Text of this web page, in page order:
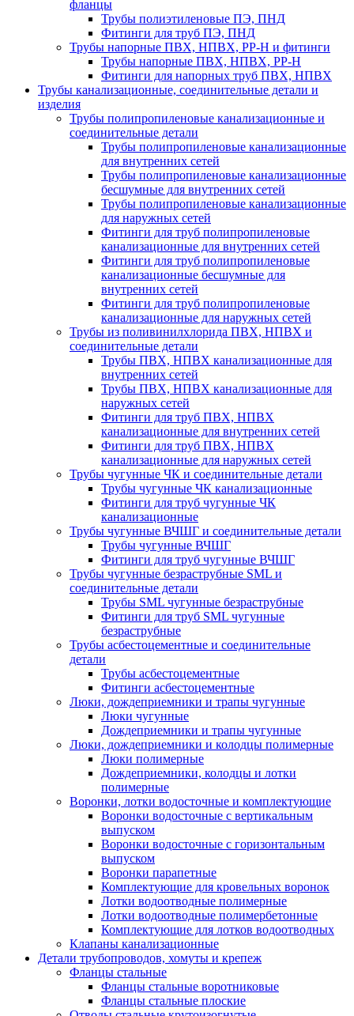
фланцы
Трубы полиэтиленовые ПЭ, ПНД
Фитинги для труб ПЭ, ПНД
Трубы напорные ПВХ, НПВХ, PP-H и фитинги
Трубы напорные ПВХ, НПВХ, PP-H
Фитинги для напорных труб ПВХ, НПВХ
Трубы канализационные, соединительные детали и
изделия
Трубы полипропиленовые канализационные и
соединительные детали
Трубы полипропиленовые канализационные
для внутренних сетей
Трубы полипропиленовые канализационные
бесшумные для внутренних сетей
Трубы полипропиленовые канализационные
для наружных сетей
Фитинги для труб полипропиленовые
канализационные для внутренних сетей
Фитинги для труб полипропиленовые
канализационные бесшумные для
внутренних сетей
Фитинги для труб полипропиленовые
канализационные для наружных сетей
Трубы из поливинилхлорида ПВХ, НПВХ и
соединительные детали
Трубы ПВХ, НПВХ канализационные для
внутренних сетей
Трубы ПВХ, НПВХ канализационные для
наружных сетей
Фитинги для труб ПВХ, НПВХ
канализационные для внутренних сетей
Фитинги для труб ПВХ, НПВХ
канализационные для наружных сетей
Трубы чугунные ЧК и соединительные детали
Трубы чугунные ЧК канализационные
Фитинги для труб чугунные ЧК
канализационные
Трубы чугунные ВЧШГ и соединительные детали
Трубы чугунные ВЧШГ
Фитинги для труб чугунные ВЧШГ
Трубы чугунные безраструбные SML и
соединительные детали
Трубы SML чугунные безраструбные
Фитинги для труб SML чугунные
безраструбные
Трубы асбестоцементные и соединительные
детали
Трубы асбестоцементные
Фитинги асбестоцементные
Люки, дождеприемники и трапы чугунные
Люки чугунные
Дождеприемники и трапы чугунные
Люки, дождеприемники и колодцы полимерные
Люки полимерные
Дождеприемники, колодцы и лотки
полимерные
Воронки, лотки водосточные и комплектующие
Воронки водосточные с вертикальным
выпуском
Воронки водосточные с горизонтальным
выпуском
Воронки парапетные
Комплектующие для кровельных воронок
Лотки водоотводные полимерные
Лотки водоотводные полимербетонные
Комплектующие для лотков водоотводных
Клапаны канализационные
Детали трубопроводов, хомуты и крепеж
Фланцы стальные
Фланцы стальные воротниковые
Фланцы стальные плоские